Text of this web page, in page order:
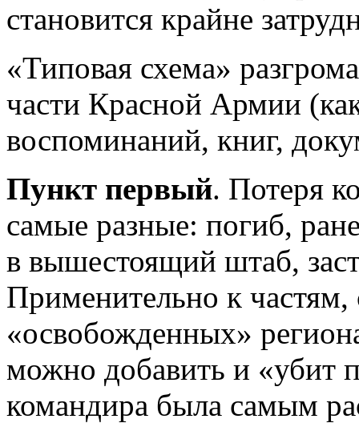
становится крайне
«Типовая схема»
части Красной Армии
воспоминаний, книг,
Пункт первый. Потеря
самые разные: погиб,
в вышестоящий штаб,
Применительно к
«освобожденных»
можно добавить и «убит
командира была самым